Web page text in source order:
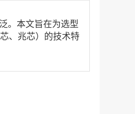
。本文旨在为选型
、兆芯）的技术特